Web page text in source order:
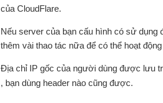
của CloudFlare.
Nếu server của bạn cấu hình có sử dụng
thêm vài thao tác nữa để có thể hoạt
Địa chỉ IP gốc của người dùng được lưu
, bạn dùng header nào cũng được.